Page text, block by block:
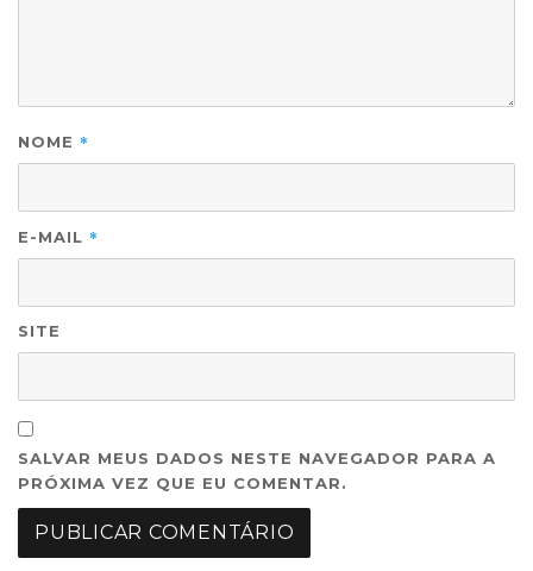
NOME *
E-MAIL *
SITE
SALVAR MEUS DADOS NESTE NAVEGADOR PARA A
PRÓXIMA VEZ QUE EU COMENTAR.